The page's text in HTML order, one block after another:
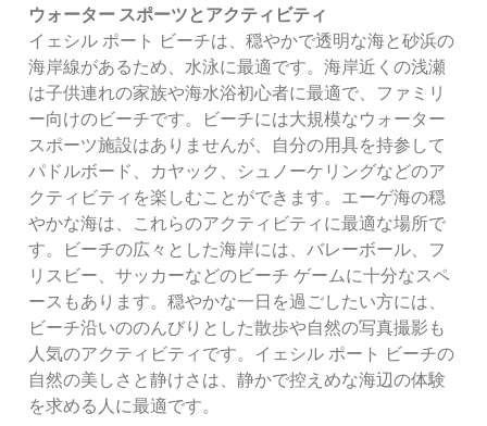
ウォーター スポーツとアクティビティ
イェシル ポート ビーチは、穏やかで透明な海と砂浜の
海岸線があるため、水泳に最適です。海岸近くの浅瀬
は子供連れの家族や海水浴初心者に最適で、ファミリ
ー向けのビーチです。ビーチには大規模なウォーター
スポーツ施設はありませんが、自分の用具を持参して
パドルボード、カヤック、シュノーケリングなどのア
クティビティを楽しむことができます。エーゲ海の穏
やかな海は、これらのアクティビティに最適な場所で
す。ビーチの広々とした海岸には、バレーボール、フ
リスビー、サッカーなどのビーチ ゲームに十分なスペ
ースもあります。穏やかな一日を過ごしたい方には、
ビーチ沿いののんびりとした散歩や自然の写真撮影も
人気のアクティビティです。イェシル ポート ビーチの
自然の美しさと静けさは、静かで控えめな海辺の体験
を求める人に最適です。